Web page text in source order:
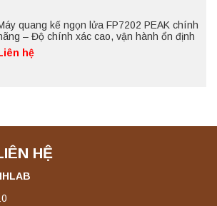
quang kế ngọn lửa FP7202 PEAK chính
– Độ chính xác cao, vận hành ổn định
hệ
HỆ